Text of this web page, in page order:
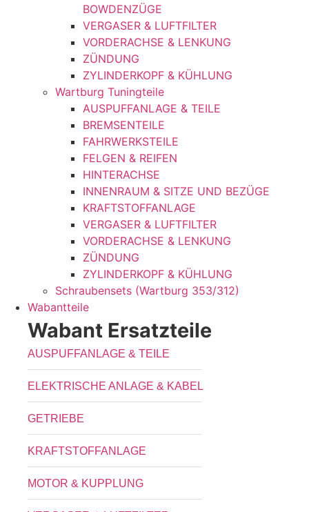
BOWDENZÜGE
VERGASER & LUFTFILTER
VORDERACHSE & LENKUNG
ZÜNDUNG
ZYLINDERKOPF & KÜHLUNG
Wartburg Tuningteile
AUSPUFFANLAGE & TEILE
BREMSENTEILE
FAHRWERKSTEILE
FELGEN & REIFEN
HINTERACHSE
INNENRAUM & SITZE UND BEZÜGE
KRAFTSTOFFANLAGE
VERGASER & LUFTFILTER
VORDERACHSE & LENKUNG
ZÜNDUNG
ZYLINDERKOPF & KÜHLUNG
Schraubensets (Wartburg 353/312)
Wabantteile
Wabant Ersatzteile
AUSPUFFANLAGE & TEILE
ELEKTRISCHE ANLAGE & KABEL
GETRIEBE
KRAFTSTOFFANLAGE
MOTOR & KUPPLUNG